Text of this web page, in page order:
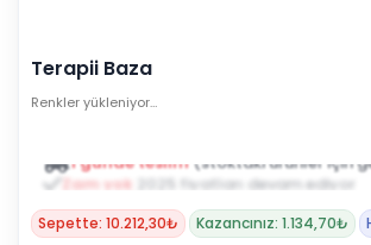
Terapii Baza
Renkler yükleniyor…
1 günde teslim (stoktaki ürünler için
Zam yok 2025 fiyatları devam ediyor
Sepette: 10.212,30₺ Kazancınız: 1.134,70₺